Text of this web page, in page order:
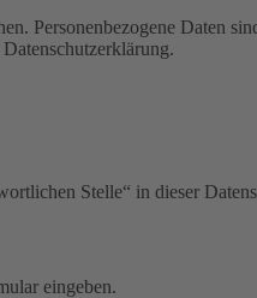
Personenbezogene Daten
Stelle“ in dieser
eingeben.